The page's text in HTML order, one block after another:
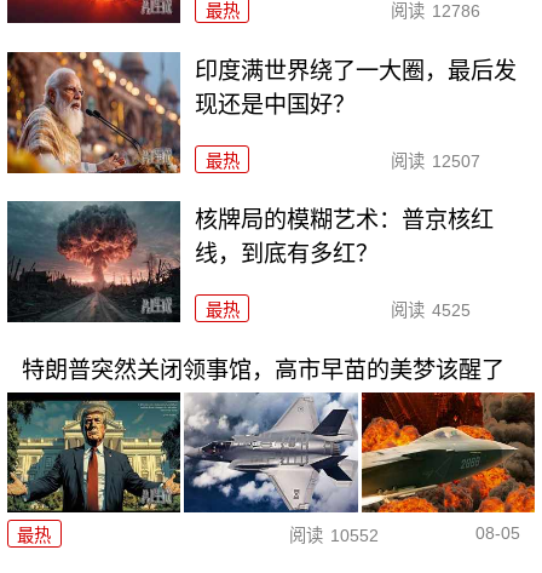
最热 阅读 12786
印度满世界绕了一大圈，最后发
现还是中国好？
最热 阅读 12507
核牌局的模糊艺术：普京核红
线，到底有多红？
最热 阅读 4525
特朗普突然关闭领事馆，高市早苗的美梦该醒了
最热 阅读 10552 08-05